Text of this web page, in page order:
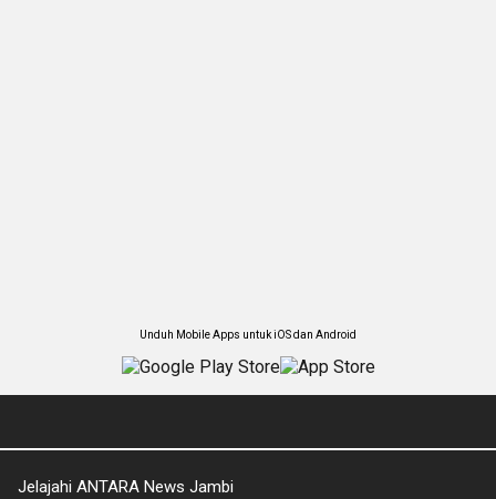
Unduh Mobile Apps untuk iOS dan Android
Jelajahi ANTARA News Jambi